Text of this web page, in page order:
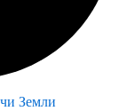
Земли